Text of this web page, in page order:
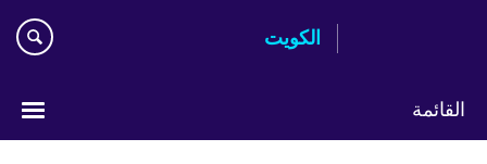
الكويت
القائمة